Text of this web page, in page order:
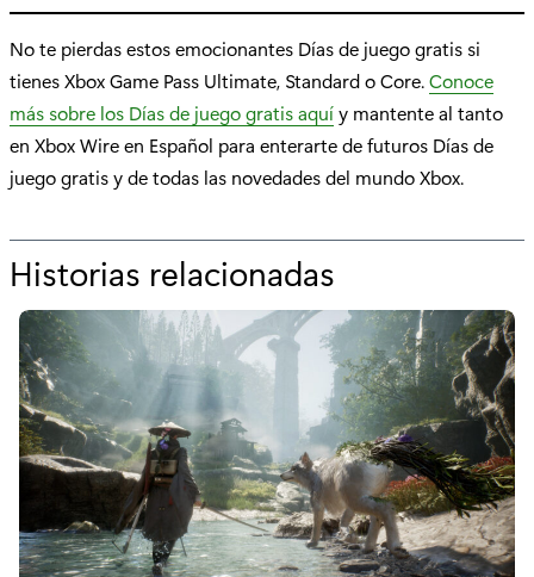
No te pierdas estos emocionantes Días de juego gratis si
tienes Xbox Game Pass Ultimate, Standard o Core.Conoce
más sobre los Días de juego gratis aquíy mantente al tanto
en Xbox Wire en Español para enterarte de futuros Días de
juego gratis y de todas las novedades del mundo Xbox.
Historias relacionadas
o
r
"
D
í
a